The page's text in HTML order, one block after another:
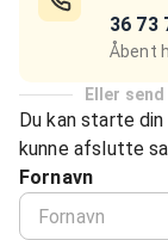
36 73
Åbent
Eller
Du kan starte
kunne afslutte
Fornavn